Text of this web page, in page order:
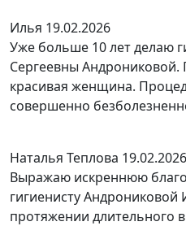
Илья 19.02.2026
Уже больше 10 лет делаю
Сергеевны Андрониковой.
красивая женщина.
совершенно
Наталья Теплова 19.02.2026
Выражаю искреннюю
гигиенисту Андрониковой
протяжении длительного